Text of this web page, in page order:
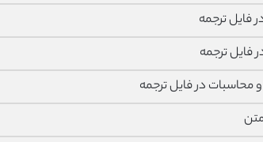
فایل ترجمه
فایل ترجمه
و محاسبات در فایل ترجمه